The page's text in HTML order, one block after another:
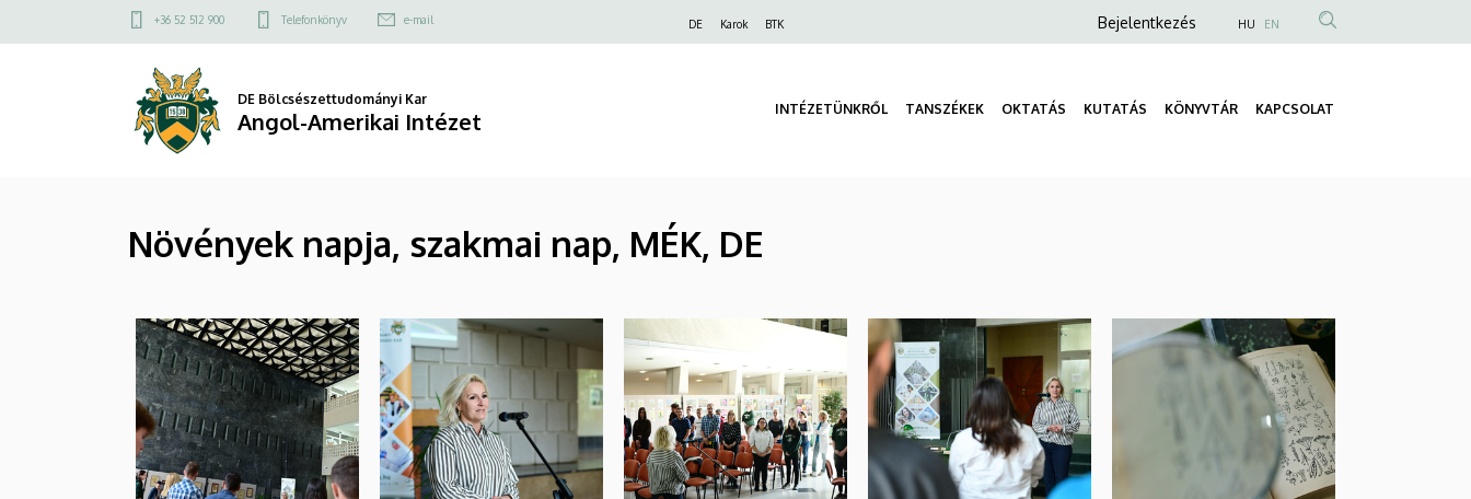
Amerikai
a
Felső
menü
+36 52 512 900 Telefonkönyv e-mail DE Karok BTK
Anonim
menüje
Bejelentkezés HU EN
DE Bölcsészettudományi Kar
Angol-Amerikai Intézet INTÉZETÜNKRŐL TANSZÉKEK OKTATÁS KUTATÁS KÖNYVTÁR KAPCSOLAT
Növények napja, szakmai nap, MÉK, DE